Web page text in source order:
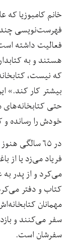
خانم کامبوزیا که
فهرست‌نویسی
فعالیت داشته
هستند و به
که نیست،
بیشتر کار کند.»
حتی کتابخانه‌های
خودش را رسانده و
در ۶۵ سالگی
فریاد می‌زد یا از
می‌کرد و از پدر
کتاب و دفتر
مهمانان
سفر می‌کنند و
سفرشان است.